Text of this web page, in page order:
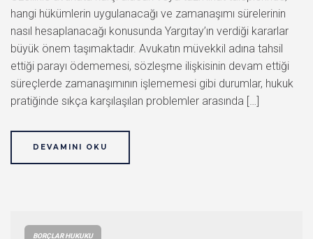
hangi hükümlerin uygulanacağı ve zamanaşımı sürelerinin
nasıl hesaplanacağı konusunda Yargıtay’ın verdiği kararlar
büyük önem taşımaktadır. Avukatın müvekkil adına tahsil
ettiği parayı ödememesi, sözleşme ilişkisinin devam ettiği
süreçlerde zamanaşımının işlememesi gibi durumlar, hukuk
pratiğinde sıkça karşılaşılan problemler arasında […]
DEVAMINI OKU
BORÇLAR HUKUKU